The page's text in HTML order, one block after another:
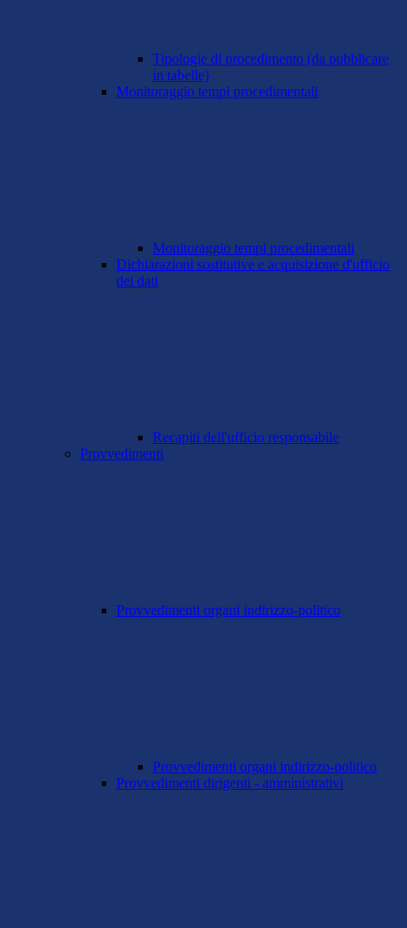
Tipologie di procedimento (da pubblicare
in tabelle)
Monitoraggio tempi procedimentali
Monitoraggio tempi procedimentali
Dichiarazioni sostitutive e acquisizione d'ufficio
dei dati
Recapiti dell'ufficio responsabile
Provvedimenti
Provvedimenti organi indirizzo-politico
Provvedimenti organi indirizzo-politico
Provvedimenti dirigenti - amministrativi